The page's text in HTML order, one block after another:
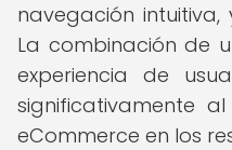
navegación
La combinación de
experiencia de
significativamente
eCommerce en los